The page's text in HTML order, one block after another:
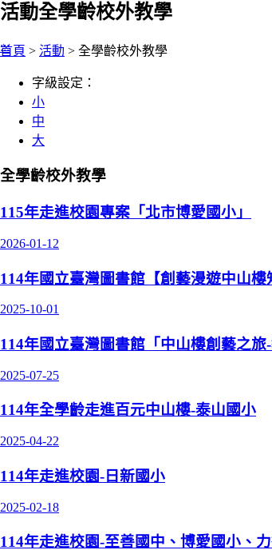
活動全學齡校外教學
:::
首頁 > 活動 > 全學齡校外教學
字級設定：
小
中
大
全學齡校外教學
115年走進校園專案「北市博愛國小」
2026-01-12
114年國立臺灣圖書館【創藝漫遊中山
2025-10-01
114年國立臺灣圖書館「中山樓創藝之旅-
2025-07-25
114年全學齡走進百元中山樓-泰山國小
2025-04-22
114年走進校園-日新國小
2025-02-18
114年走進校園-至善國中、博愛國小、